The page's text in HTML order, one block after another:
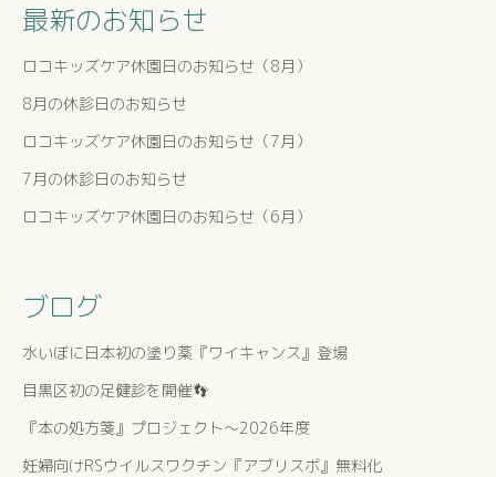
最新のお知らせ
ロコキッズケア休園日のお知らせ（8月）
8月の休診日のお知らせ
ロコキッズケア休園日のお知らせ（7月）
7月の休診日のお知らせ
ロコキッズケア休園日のお知らせ（6月）
ブログ
水いぼに日本初の塗り薬『ワイキャンス』登場
目黒区初の足健診を開催👣
『本の処方箋』プロジェクト〜2026年度
妊婦向けRSウイルスワクチン『アブリスボ』無料化